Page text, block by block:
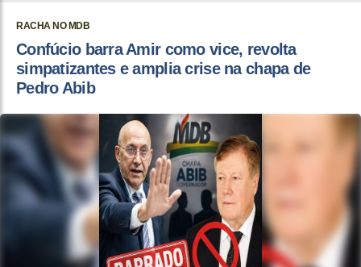
RACHA NO MDB
Confúcio barra Amir como vice, revolta
simpatizantes e amplia crise na chapa de
Pedro Abib